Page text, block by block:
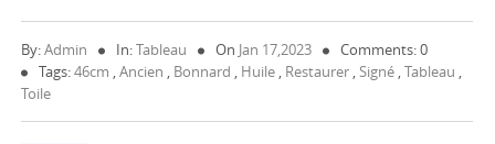
By:Admin In:Tableau On Jan 17,2023
Comments: 0
Tags:46cm ,Ancien , Bonnard , Huile , Restaurer ,Signé ,Tableau ,
Toile